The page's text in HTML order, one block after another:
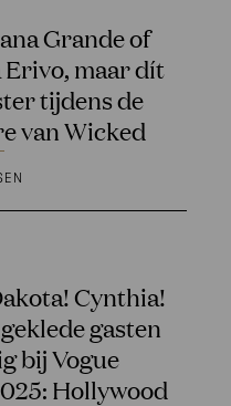
Grande of
maar dít
tijdens de
van Wicked
Cynthia!
gasten
bij Vogue
Hollywood